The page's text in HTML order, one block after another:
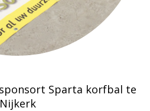
Sparta korfbal te
Nijkerk